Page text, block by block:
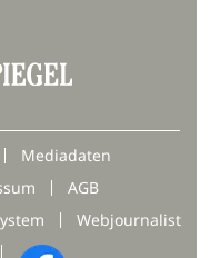
Mediadaten
AGB
Webjournalist